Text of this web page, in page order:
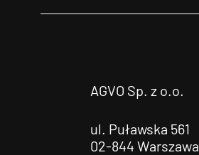
AGVO Sp. z o.o.
ul. Puławska 561
02-844 Warszawa